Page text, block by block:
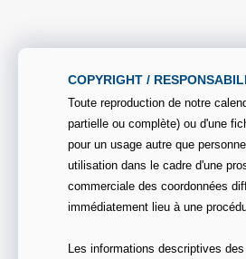
COPYRIGHT /
Toute reproduction de notre
partielle ou complète) ou d'une
pour un usage autre que
utilisation dans le cadre d'une
commerciale des coordonnées
immédiatement lieu à une
Les informations descriptives